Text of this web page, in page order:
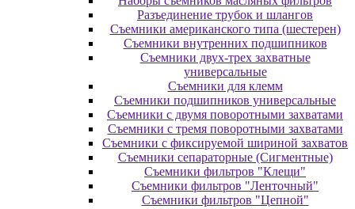
Разъединение трубок и шлангов
Съемники американского типа (шестерен)
Съемники внутренних подшипников
Съемники двух-трех захватные
универсальные
Съемники для клемм
Съемники подшипников универсальные
Съемники с двумя поворотными захватами
Съемники с тремя поворотными захватами
Съемники с фиксируемой шириной захватов
Съемники сепараторные (Сигментные)
Съемники фильтров "Клещи"
Съемники фильтров "Ленточный"
Съемники фильтров "Цепной"